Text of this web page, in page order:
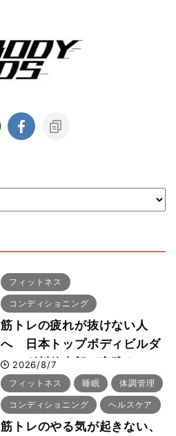
フィットネス
コンディショニング
筋トレの疲れが抜けない人
へ 日本トップボディビルダ
ー・刈川啓志郎が実践する
「回復習慣」
2026/8/7
フィットネス 睡眠 体調管理
コンディショニング ヘルスケア
筋トレのやる気が起きない、